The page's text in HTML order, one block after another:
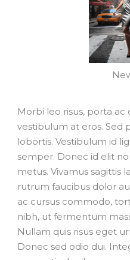
Morbi leo risus, porta ac
vestibulum at eros. Sed
lobortis. Vestibulum id
semper. Donec id elit
metus. Vivamus sagittis
rutrum faucibus dolor
ac cursus commodo,
nibh, ut fermentum
Nullam quis risus eget
Donec sed odio dui.